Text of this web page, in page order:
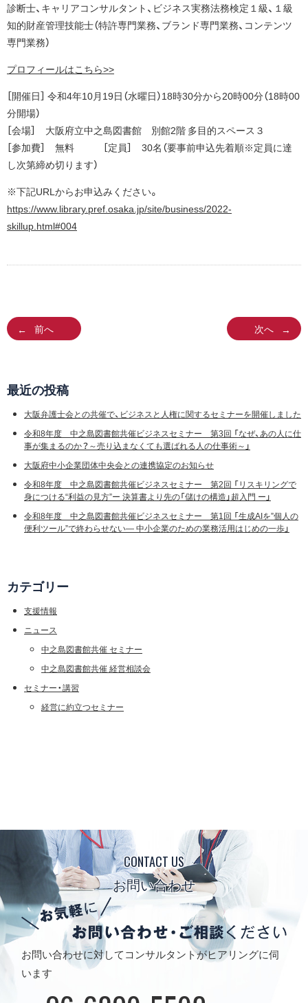
診断士、キャリアコンサルタント、ビジネス実務法務検定１級、１級
知的財産管理技能士（特許専門業務、ブランド専門業務、コンテンツ
専門業務）
プロフィールはこちら>>
［開催日］ 令和4年10月19日（水曜日）18時30分から20時00分（18時00
分開場）
［会場］ 大阪府立中之島図書館 別館2階 多目的スペース３
［参加費］ 無料 ［定員］ 30名（要事前申込先着順※定員に達
し次第締め切ります）
※下記URLからお申込みください。
https://www.library.pref.osaka.jp/site/business/2022-
skillup.html#004
前へ 次へ
最近の投稿
大阪弁護士会との共催で、ビジネスと人権に関するセミナーを開催しました
令和8年度 中之島図書館共催ビジネスセミナー 第3回 「なぜ、あの人に仕
事が集まるのか？～売り込まなくても選ばれる人の仕事術～」
大阪府中小企業団体中央会との連携協定のお知らせ
令和8年度 中之島図書館共催ビジネスセミナー 第2回 「リスキリングで
身につける“利益の見方”ー 決算書より先の「儲けの構造」超入門 ー」
令和8年度 中之島図書館共催ビジネスセミナー 第1回 「生成AIを”個人の
便利ツール”で終わらせない― 中小企業のための業務活用はじめの一歩」
カテゴリー
支援情報
ニュース
中之島図書館共催 セミナー
中之島図書館共催 経営相談会
セミナー・講習
経営に約立つセミナー
CONTACT US
お問い合わせ
お問い合わせに対してコンサルタントがヒアリングに伺
います